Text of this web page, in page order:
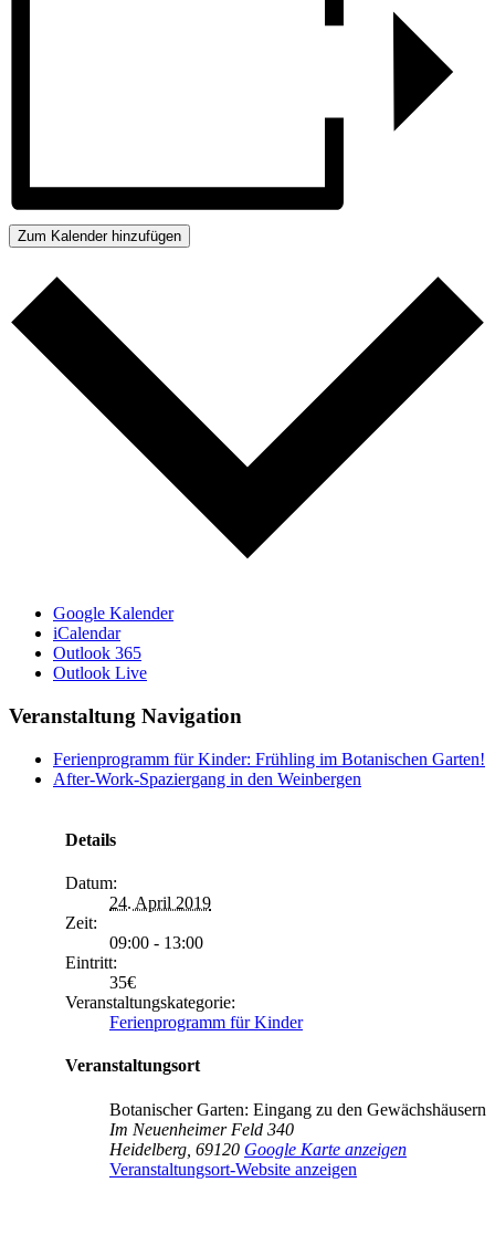
Zum Kalender hinzufügen
Google Kalender
iCalendar
Outlook 365
Outlook Live
Veranstaltung Navigation
Ferienprogramm für Kinder: Frühling im Botanischen Garten!
After-Work-Spaziergang in den Weinbergen
Details
Datum:
24. April 2019
Zeit:
09:00 - 13:00
Eintritt:
35€
Veranstaltungskategorie:
Ferienprogramm für Kinder
Veranstaltungsort
Botanischer Garten: Eingang zu den Gewächshäusern
Im Neuenheimer Feld 340
Heidelberg 69120 Google Karte anzeigen
Veranstaltungsort-Website anzeigen